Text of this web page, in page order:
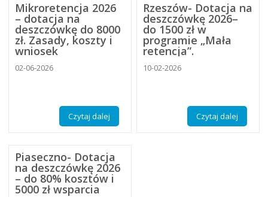
Mikroretencja 2026
– dotacja na
deszczówkę do 8000
zł. Zasady, koszty i
wniosek
02-06-2026
Czytaj dalej
Rzeszów- Dotacja na
deszczówkę 2026–
do 1500 zł w
programie „Mała
retencja”.
10-02-2026
Czytaj dalej
Piaseczno- Dotacja
na deszczówkę 2026
– do 80% kosztów i
5000 zł wsparcia